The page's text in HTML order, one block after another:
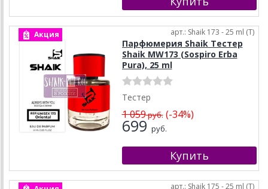
Акция арт.: Shaik 173 - 25 ml (T)
Парфюмерия Shaik Тестер
Shaik MW173 (Sospiro Erba
Pura), 25 ml
Тестер
1 059руб.(-34%)
699 руб.
арт.: Shaik 175 - 25 ml (T)